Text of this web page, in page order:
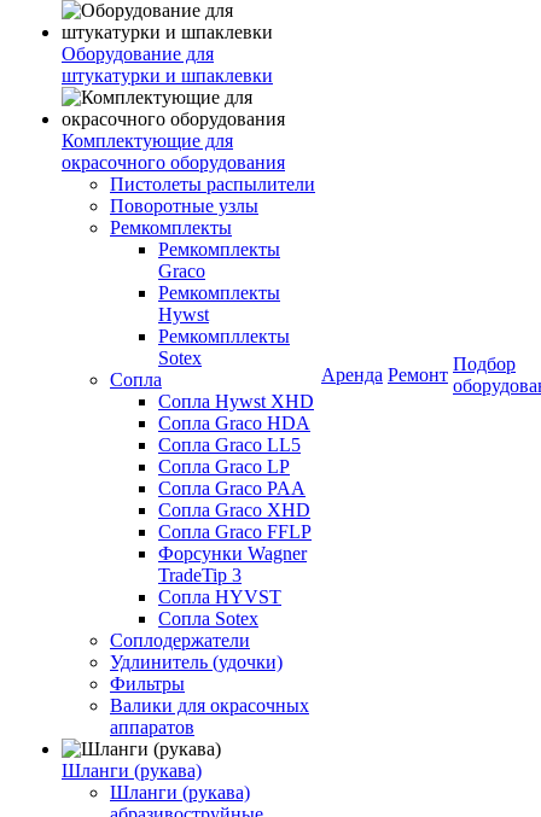
Оборудование для
штукатурки и шпаклевки
Комплектующие для
окрасочного оборудования
Пистолеты распылители
Поворотные узлы
Ремкомплекты
Ремкомплекты
Graco
Ремкомплекты
Hywst
Ремкомпллекты
Sotex
Сопла
Сопла Hywst XHD
Сопла Graco HDA
Сопла Graco LL5
Сопла Graco LP
Сопла Graco PAA
Сопла Graco XHD
Сопла Graco FFLP
Форсунки Wagner
TradeTip 3
Сопла HYVST
Сопла Sotex
Соплодержатели
Удлинитель (удочки)
Фильтры
Валики для окрасочных
аппаратов
Шланги (рукава)
Шланги (рукава)
Аренда Ремонт
Подбор